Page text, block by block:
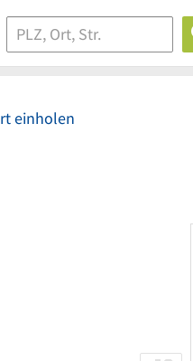
einholen